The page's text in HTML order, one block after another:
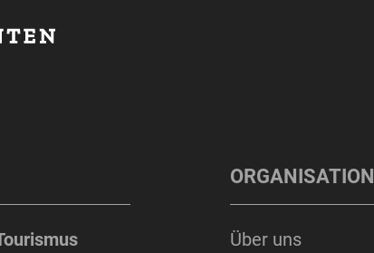
ORGANISATION
Über uns